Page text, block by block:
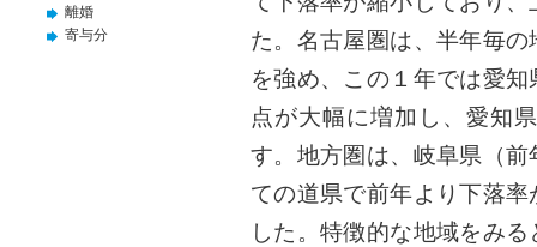
た。名古屋圏は、半年毎
を強め、この１年では愛
点が大幅に増加し、愛知
す。地方圏は、岐阜県（
ての道県で前年より下落
した。特徴的な地域をみ
離婚
寄与分